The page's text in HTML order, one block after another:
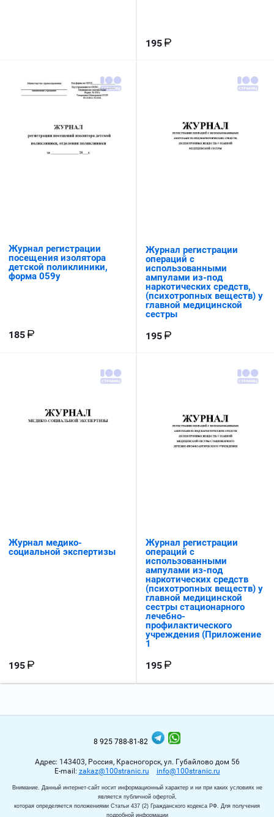
195
Журнал регистрации
посещения изолятора
детской поликлиники,
форма 059у
185
Журнал регистрации
операций с
использованными
ампулами из-под
наркотических средств,
(психотропных веществ) у
главной медицинской
сестры
195
Журнал медико-
социальной экспертизы
195
Журнал регистрации
операций с
использованными
ампулами из-под
наркотических средств
(психотропных веществ) у
главной медицинской
сестры стационарного
лечебно-
профилактического
учреждения (Приложение
1
195
8 925 788-81-82
Адрес: 143403, Россия, Красногорск, ул. Губайлово дом 56
Е-mail: zakaz@100stranic.ru info@100stranic.ru
Внимание. Данный интернет-сайт носит информационный характер и ни при каких условиях не
является публичной офертой,
которая определяется положениями Статьи 437 (2) Гражданского кодекса РФ. Для получения
подробной информации